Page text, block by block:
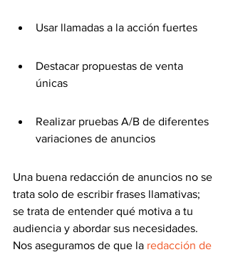
Usar llamadas a la acción fuertes
Destacar propuestas de venta
únicas
Realizar pruebas A/B de diferentes
variaciones de anuncios
Una buena redacción de anuncios no se
trata solo de escribir frases llamativas;
se trata de entender qué motiva a tu
audiencia y abordar sus necesidades.
Nos aseguramos de que la redacción de